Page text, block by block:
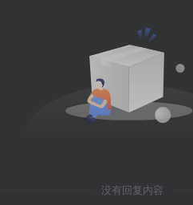
没有回复内容